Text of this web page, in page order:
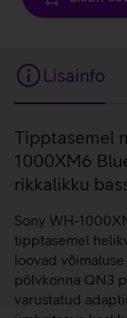
Lisainfo
Lisainfo
Tipptasemel
1000XM6
rikkalikku
Sony WH-
tipptasemel
loovad
põlvkonna QN3
varustatud